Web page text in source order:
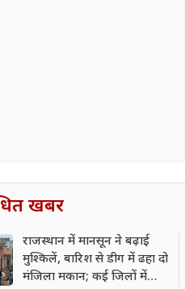
खबर
राजस्थान में मानसून ने बढ़ाई
मुश्किलें, बारिश से डीग में ढहा दो
मंजिला मकान; कई जिलों में